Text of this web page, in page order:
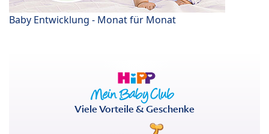
Baby Entwicklung - Monat für Monat
Viele Vorteile & Geschenke